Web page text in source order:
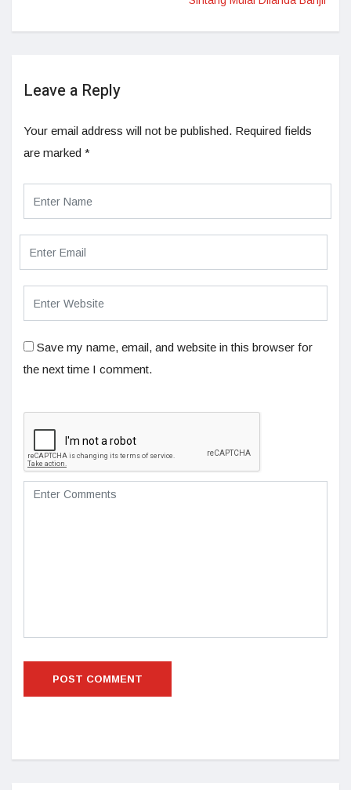
Leave a Reply
Your email address will not be published. Required fields
are marked *
Save my name, email, and website in this browser for
the next time I comment.